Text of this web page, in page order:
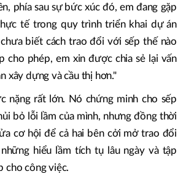
phía sau sự bức xúc đó, em đang gặp
tế trong quy trình triển khai dự án
biết cách trao đổi với sếp thế nào
cho phép, em xin được chia sẻ lại vấn
xây dựng và cầu thị hơn."
nặng rất lớn. Nó chứng minh cho sếp
bỏ lỗi lầm của mình, nhưng đồng thời
cơ hội để cả hai bên cởi mở trao đổi
hiểu lầm tích tụ lâu ngày và tập
cho công việc.